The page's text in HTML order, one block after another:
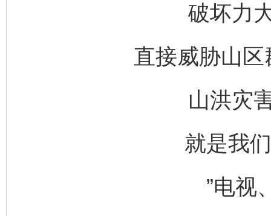
破坏力
直接威胁山
山洪灾
就是我
”电视